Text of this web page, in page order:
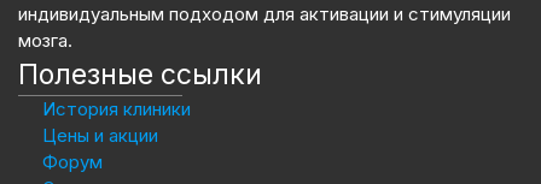
индивидуальным подходом для активации и стимуляции
мозга.
Полезные ссылки
История клиники
Цены и акции
Форум